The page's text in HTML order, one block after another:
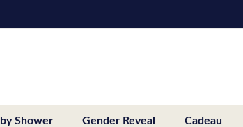
Shower Gender Reveal Cadeau